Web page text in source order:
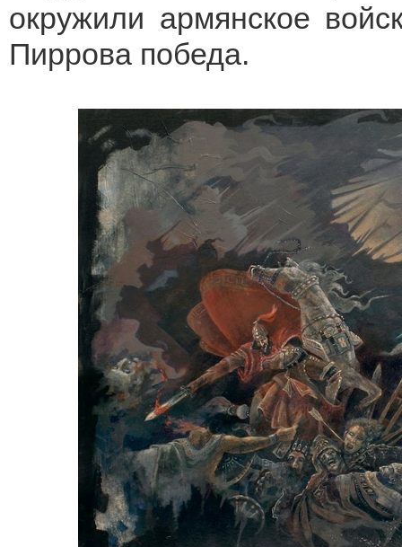
окружили армянское
Пиррова победа.